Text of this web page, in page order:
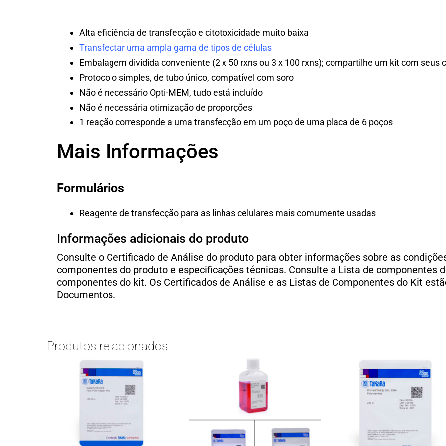
Alta eficiência de transfecção e citotoxicidade muito baixa
Transfectar uma ampla gama de tipos de células
Embalagem dividida conveniente (2 x 50 rxns ou 3 x 100 rxns); compartilhe um kit com seus
Protocolo simples, de tubo único, compatível com soro
Não é necessário Opti-MEM, tudo está incluído
Não é necessária otimização de proporções
1 reação corresponde a uma transfecção em um poço de uma placa de 6 poços
Mais Informações
Formulários
Reagente de transfecção para as linhas celulares mais comumente usadas
Informações adicionais do produto
Consulte o Certificado de Análise do produto para obter informações sobre as
componentes do produto e especificações técnicas. Consulte a Lista de componentes
componentes do kit. Os Certificados de Análise e as Listas de Componentes do Kit
Documentos.
Produtos relacionados